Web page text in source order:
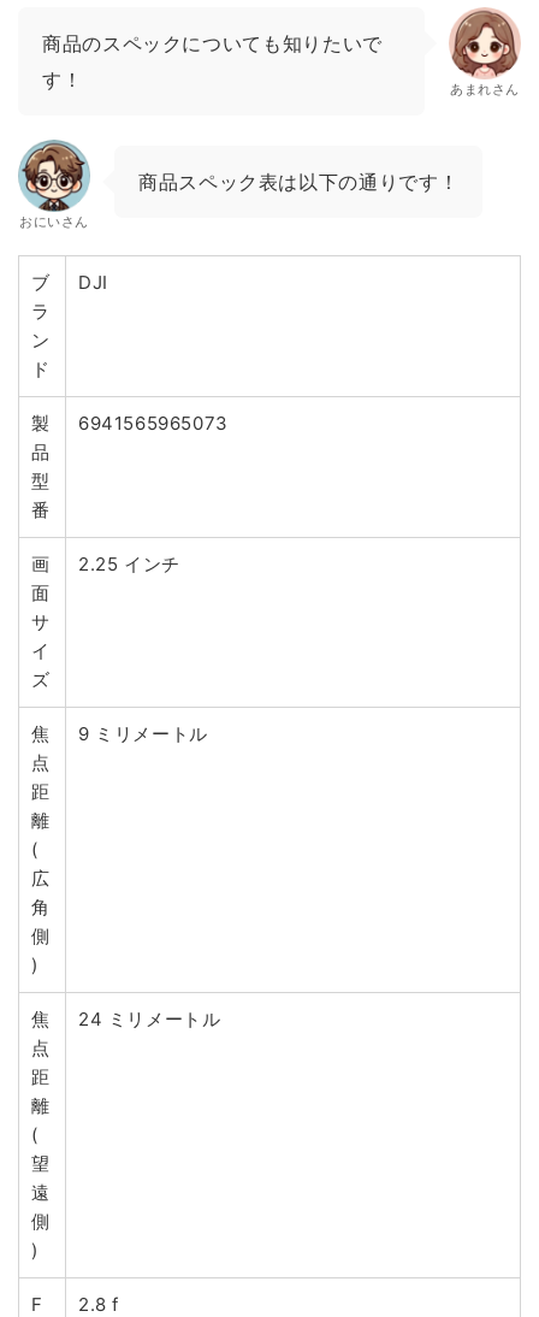
商品のスペックについても知りたいで
す！
あまれさん
おにいさん
商品スペック表は以下の通りです！
ブ
ラ
ン
ド
DJI
製
品
型
番
6941565965073
画
面
サ
イ
ズ
2.25 インチ
焦
点
距
離
(
広
角
側
)
9 ミリメートル
焦
点
距
離
(
望
遠
側
)
24 ミリメートル
F
2.8 f